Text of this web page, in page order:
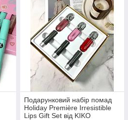
Подарунковий набір помад
Holiday Première Irresistible
Lips Gift Set від KIKO